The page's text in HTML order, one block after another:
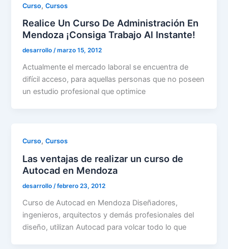
Curso,Cursos
Realice Un Curso De Administración En
Mendoza ¡Consiga Trabajo Al Instante!
desarrollo/marzo 15, 2012
Actualmente el mercado laboral se encuentra de
difícil acceso, para aquellas personas que no poseen
un estudio profesional que optimice
Curso,Cursos
Las ventajas de realizar un curso de
Autocad en Mendoza
desarrollo /febrero 23, 2012
Curso de Autocad en Mendoza Diseñadores,
ingenieros, arquitectos y demás profesionales del
diseño, utilizan Autocad para volcar todo lo que